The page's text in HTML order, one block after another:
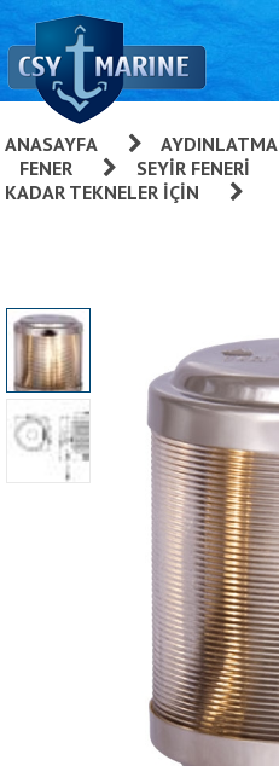
ANASAYFA »AYDINLATMA
FENER SEYIR FENERI
KADAR TEKNELER İÇIN